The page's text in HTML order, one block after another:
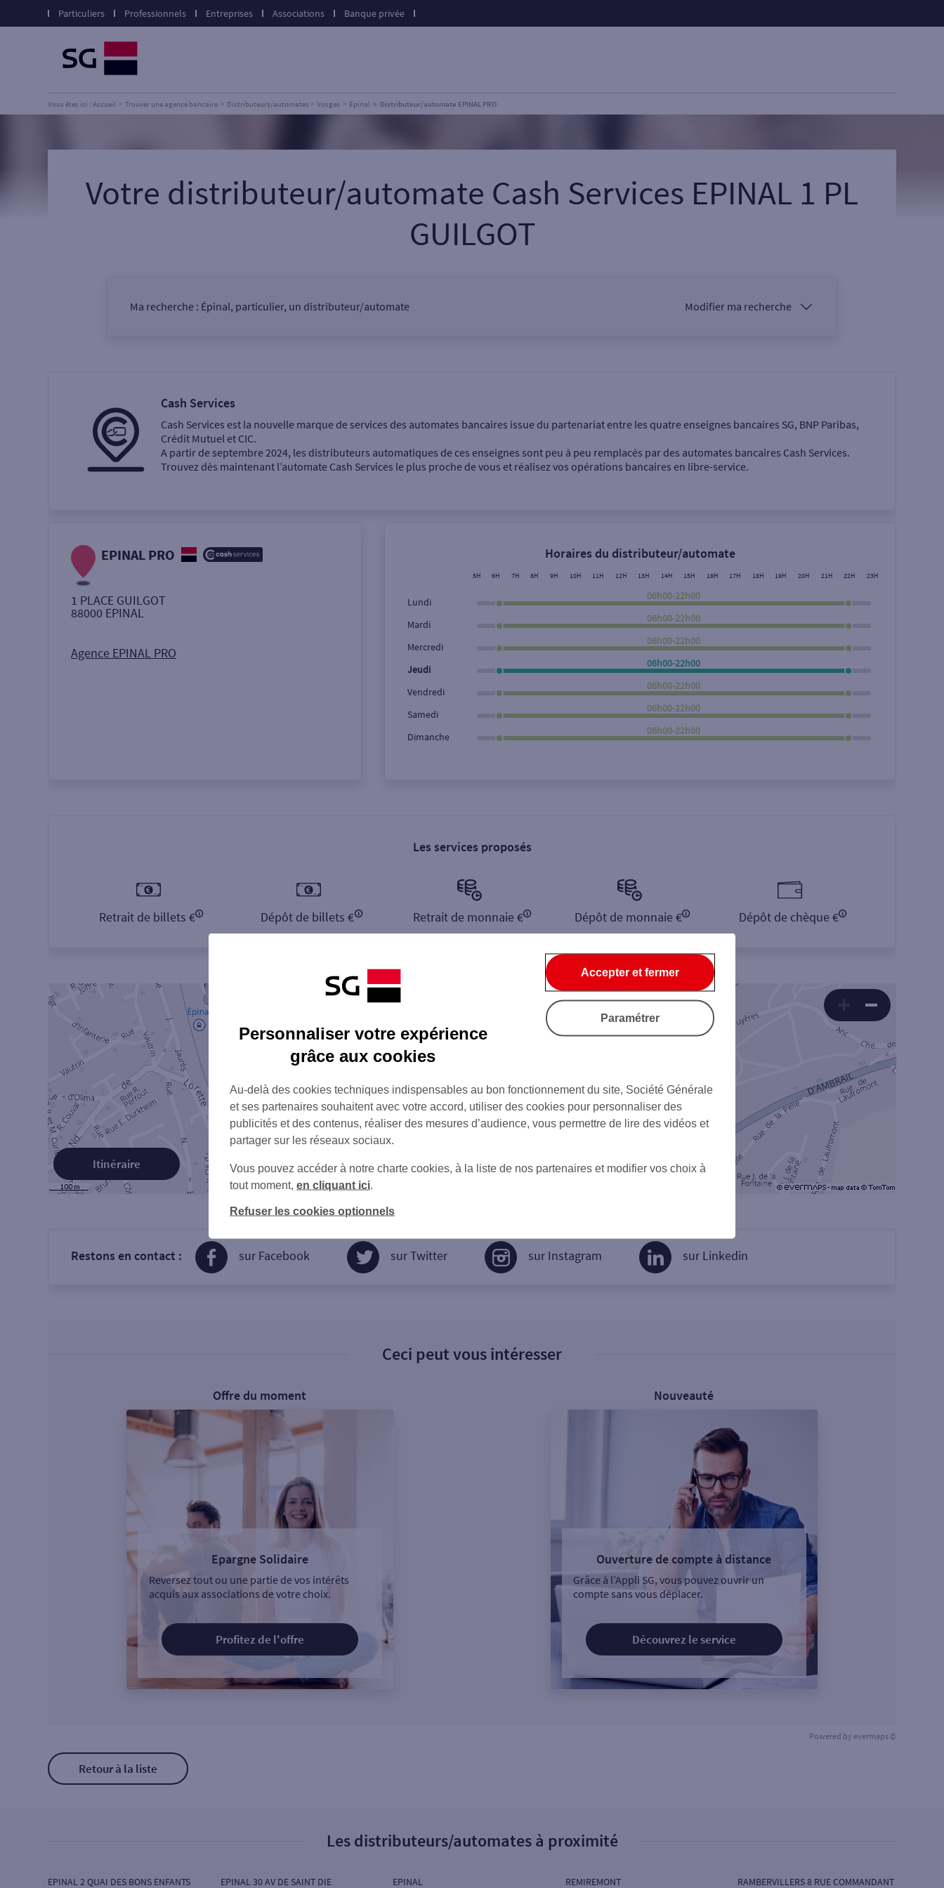
Particuliers Professionnels Entreprises Associations Banque privée
Vous êtes ici : Accueil Trouver une agence bancaire Distributeurs/automates Vosges Épinal Distributeur/automate EPINAL PRO
Votre distributeur/automate Cash Services EPINAL 1 PL
GUILGOT
Ma recherche : Épinal, particulier, un distributeur/automate Modifier ma recherche
Ma recherche
Retrait de billets €
Retrait de monnaie €
Rue Rechercher
Cash Services
Cash Services est la nouvelle marque de services des automates bancaires issue du partenariat entre les quatre enseignes bancaires SG, BNP Paribas,
Crédit Mutuel et CIC.
A partir de septembre 2024, les distributeurs automatiques de ces enseignes sont peu à peu remplacés par des automates bancaires Cash Services.
Trouvez dès maintenant l’automate Cash Services le plus proche de vous et réalisez vos opérations bancaires en libre-service.
EPINAL PRO
1 PLACE GUILGOT
88000 EPINAL
Agence EPINAL PRO
Horaires du distributeur/automate
5H 6H 7H 8H 9H 10H 11H 12H 13H 14H 15H 16H 17H 18H 19H 20H 21H 22H 23H
Lundi
06h00-22h00
Mardi
06h00-22h00
Mercredi
06h00-22h00
Jeudi
06h00-22h00
Vendredi
06h00-22h00
Samedi
06h00-22h00
Dimanche
06h00-22h00
Les services proposés
Retrait de billets € Dépôt de billets € Retrait de monnaie € Dépôt de monnaie € Dépôt de chèque €
Itinéraire
Restons en contact : sur Facebook sur Twitter sur Instagram sur Linkedin
Ceci peut vous intéresser
Offre du moment
Epargne Solidaire
Reversez tout ou une partie de vos intérêts
acquis aux associations de votre choix.
Profitez de l'offre
Nouveauté
Ouverture de compte à distance
Grâce à l’Appli SG, vous pouvez ouvrir un
compte sans vous déplacer.
Découvrez le service
Powered by evermaps ©
Retour à la liste
Les distributeurs/automates à proximité
EPINAL 2 QUAI DES BONS ENFANTS EPINAL 30 AV DE SAINT DIE EPINAL REMIREMONT RAMBERVILLERS 8 RUE COMMANDANT
Personnaliser votre expérience
grâce aux cookies
Au-delà des cookies techniques indispensables au bon fonctionnement du site, Société Générale
et ses partenaires souhaitent avec votre accord, utiliser des cookies pour personnaliser des
publicités et des contenus, réaliser des mesures d’audience, vous permettre de lire des vidéos et
partager sur les réseaux sociaux.
Vous pouvez accéder à notre charte cookies, à la liste de nos partenaires et modifier vos choix à
tout moment, en cliquant ici
Refuser les cookies optionnels
Accepter et fermer
Paramétrer